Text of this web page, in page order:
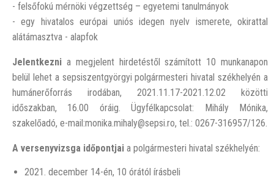
- felsőfokú mérnöki végzettség – egyetemi tanulmányok
- egy hivatalos európai uniós idegen nyelv ismerete, okirattal
alátámasztva - alapfok
Jelentkezni a megjelent hirdetéstől számított 10 munkanapon
belül lehet a sepsiszentgyörgyi polgármesteri hivatal székhelyén a
humánerőforrás irodában, 2021.11.17-2021.12.02 közötti
időszakban, 16.00 óráig. Ügyfélkapcsolat: Mihály Mónika,
szakelőadó, e-mail:monika.mihaly@sepsi.ro, tel.: 0267-316957/126.
A versenyvizsga időpontjai a polgármesteri hivatal székhelyén:
2021. december 14-én, 10 órától írásbeli